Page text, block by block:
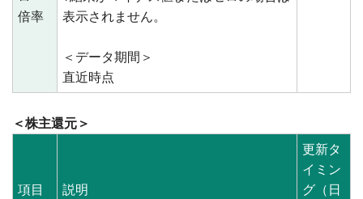
倍率
表示されません。
＜データ期間＞
直近時点
＜株主還元＞
項目 説明
更新タ
イミン
グ（日